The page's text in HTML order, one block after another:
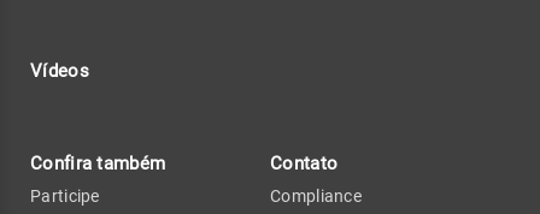
Vídeos
Confira também
Participe
Contato
Compliance